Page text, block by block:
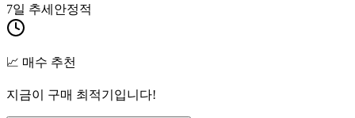
7일 추세 안정적
📈 매수 추천
지금이 구매 최적기입니다!